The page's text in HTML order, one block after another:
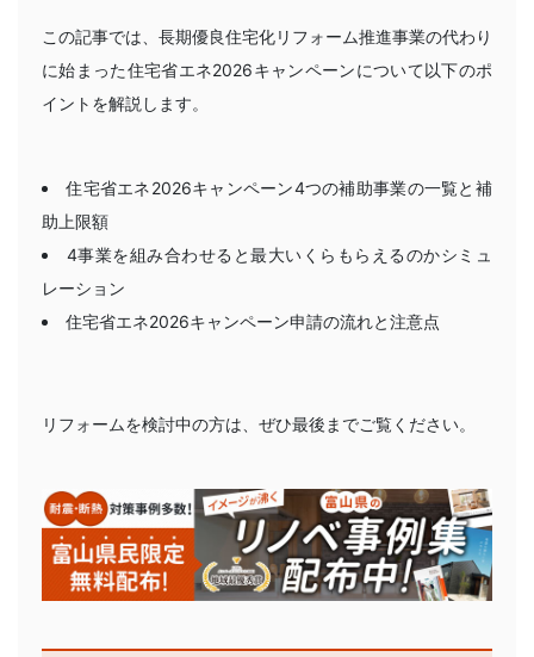
この記事では、長期優良住宅化リフォーム推進事業の代わり
に始まった住宅省エネ2026キャンペーンについて以下のポ
イントを解説します。
住宅省エネ2026キャンペーン4つの補助事業の一覧と補
助上限額
4事業を組み合わせると最大いくらもらえるのかシミュ
レーション
住宅省エネ2026キャンペーン申請の流れと注意点
リフォームを検討中の方は、ぜひ最後までご覧ください。